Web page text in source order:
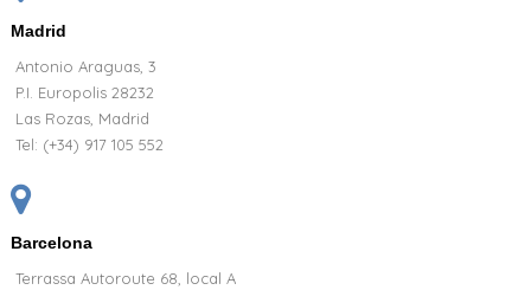
Madrid
Antonio Araguas, 3
P.I. Europolis 28232
Las Rozas, Madrid
Tel: (+34) 917 105 552
Barcelona
Terrassa Autoroute 68, local A